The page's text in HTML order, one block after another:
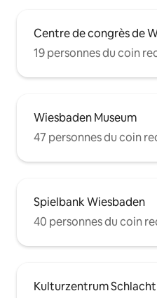
Centre de congrès de
19 personnes du coin
Wiesbaden Museum
47 personnes du coin
Spielbank Wiesbaden
40 personnes du coin
Kulturzentrum